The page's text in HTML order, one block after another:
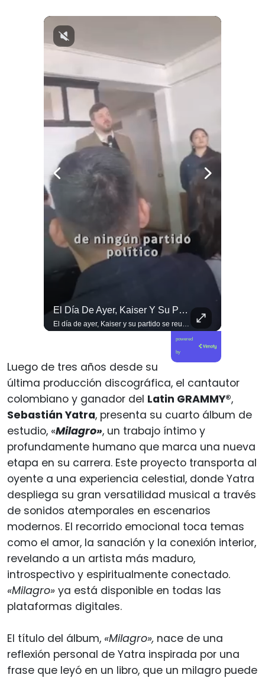
El Día De Ayer, Kaiser Y Su Partido Se Reunieron En La Sede De Villa Santa Elena, En Nuestra Comuna De Macul.
El día de ayer, Kaiser y su partido se reunieron en la sede de Villa Santa Elena, en nuestra comuna de Macul. Sin autorización, sin vínculo previo con el territorio y sin haber estado cuando las vecinas y vecinos los han necesitado. Llegaron con el descaro de quienes creen que, por tener poder político, pueden hacer y deshacer a su antojo en nuestras villas y barrios. Nuestros barrios no son el patio trasero de ningún partido político.
powered
by
Luego de tres años desde su
última producción discográfica, el cantautor
colombiano y ganador del Latin GRAMMY®,
Sebastián Yatra, presenta su cuarto álbum de
estudio, «Milagro», un trabajo íntimo y
profundamente humano que marca una nueva
etapa en su carrera. Este proyecto transporta al
oyente a una experiencia celestial, donde Yatra
despliega su gran versatilidad musical a través
de sonidos atemporales en escenarios
modernos. El recorrido emocional toca temas
como el amor, la sanación y la conexión interior,
revelando a un artista más maduro,
introspectivo y espiritualmente conectado.
«Milagro» ya está disponible en todas las
plataformas digitales.
El título del álbum, «Milagro», nace de una
reflexión personal de Yatra inspirada por una
frase que leyó en un libro, que un milagro puede